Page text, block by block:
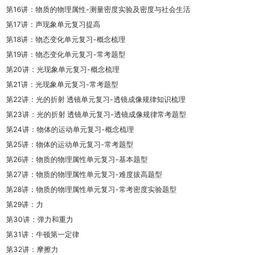
第16讲：物质的物理属性-测量密度实验及密度与社会生活
第17讲：声现象单元复习提高
第18讲：物态变化单元复习-概念梳理
第19讲：物态变化单元复习-常考题型
第20讲：光现象单元复习-概念梳理
第21讲：光现象单元复习-常考题型
第22讲：光的折射 透镜单元复习-透镜成像规律知识梳理
第23讲：光的折射 透镜单元复习-透镜成像规律常考题型
第24讲：物体的运动单元复习-概念梳理
第25讲：物体的运动单元复习-常考题型
第26讲：物质的物理属性单元复习-基本题型
第27讲：物质的物理属性单元复习-难度拔高题型
第28讲：物质的物理属性单元复习-常考密度实验题型
第29讲：力
第30讲：弹力和重力
第31讲：牛顿第一定律
第32讲：摩擦力